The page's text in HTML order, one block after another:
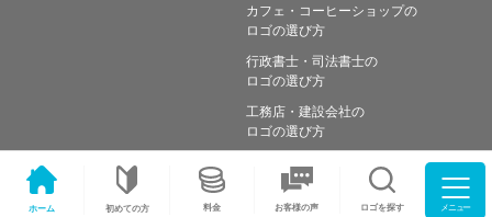
ホーム 初めての方 料金 お客様の声 ロゴを探す メニュー
カフェ・コーヒーショップの
ロゴの選び方
行政書士・司法書士の
ロゴの選び方
工務店・建設会社の
ロゴの選び方
Copyright © Simple works Inc. All Rights Reserved.